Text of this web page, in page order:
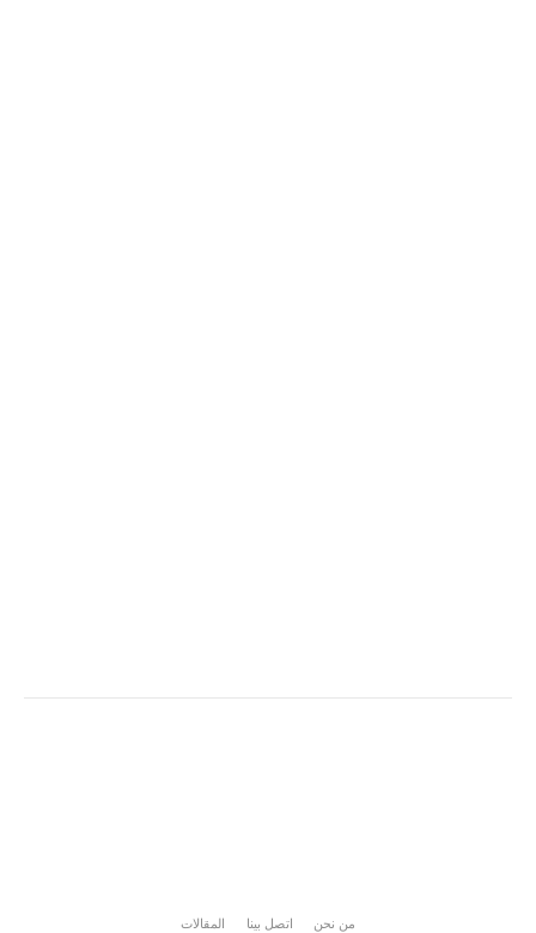
من نحن اتصل بينا المقالات